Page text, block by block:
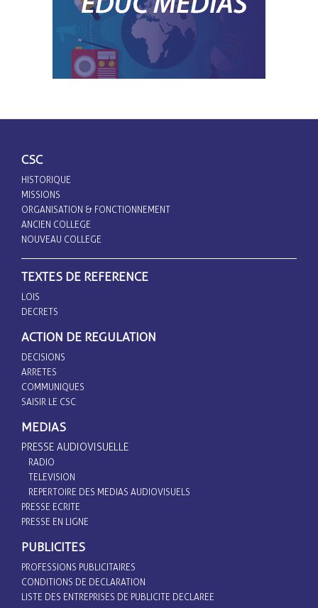
CSC
HISTORIQUE
MISSIONS
ORGANISATION & FONCTIONNEMENT
ANCIEN COLLEGE
NOUVEAU COLLEGE
TEXTES DE REFERENCE
LOIS
DECRETS
ACTION DE REGULATION
DECISIONS
ARRETES
COMMUNIQUES
SAISIR LE CSC
MEDIAS
PRESSE AUDIOVISUELLE
RADIO
TELEVISION
REPERTOIRE DES MEDIAS AUDIOVISUELS
PRESSE ECRITE
PRESSE EN LIGNE
PUBLICITES
PROFESSIONS PUBLICITAIRES
CONDITIONS DE DECLARATION
LISTE DES ENTREPRISES DE PUBLICITE DECLAREE